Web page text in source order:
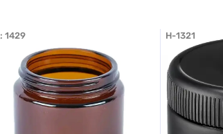
1429 H-1321